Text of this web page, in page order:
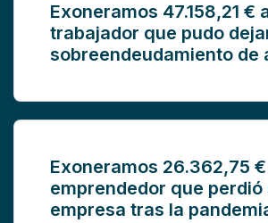
Exoneramos 47.158,21 €
trabajador que pudo
sobreendeudamiento de
Exoneramos 26.362,75
emprendedor que perdió
empresa tras la